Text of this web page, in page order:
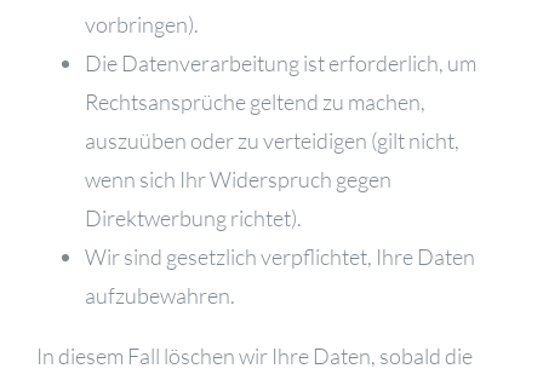
vorbringen).
Die Datenverarbeitung ist erforderlich, um
Rechtsansprüche geltend zu machen,
auszuüben oder zu verteidigen (gilt nicht,
wenn sich Ihr Widerspruch gegen
Direktwerbung richtet).
Wir sind gesetzlich verpflichtet, Ihre Daten
aufzubewahren.
In diesem Fall löschen wir Ihre Daten, sobald die